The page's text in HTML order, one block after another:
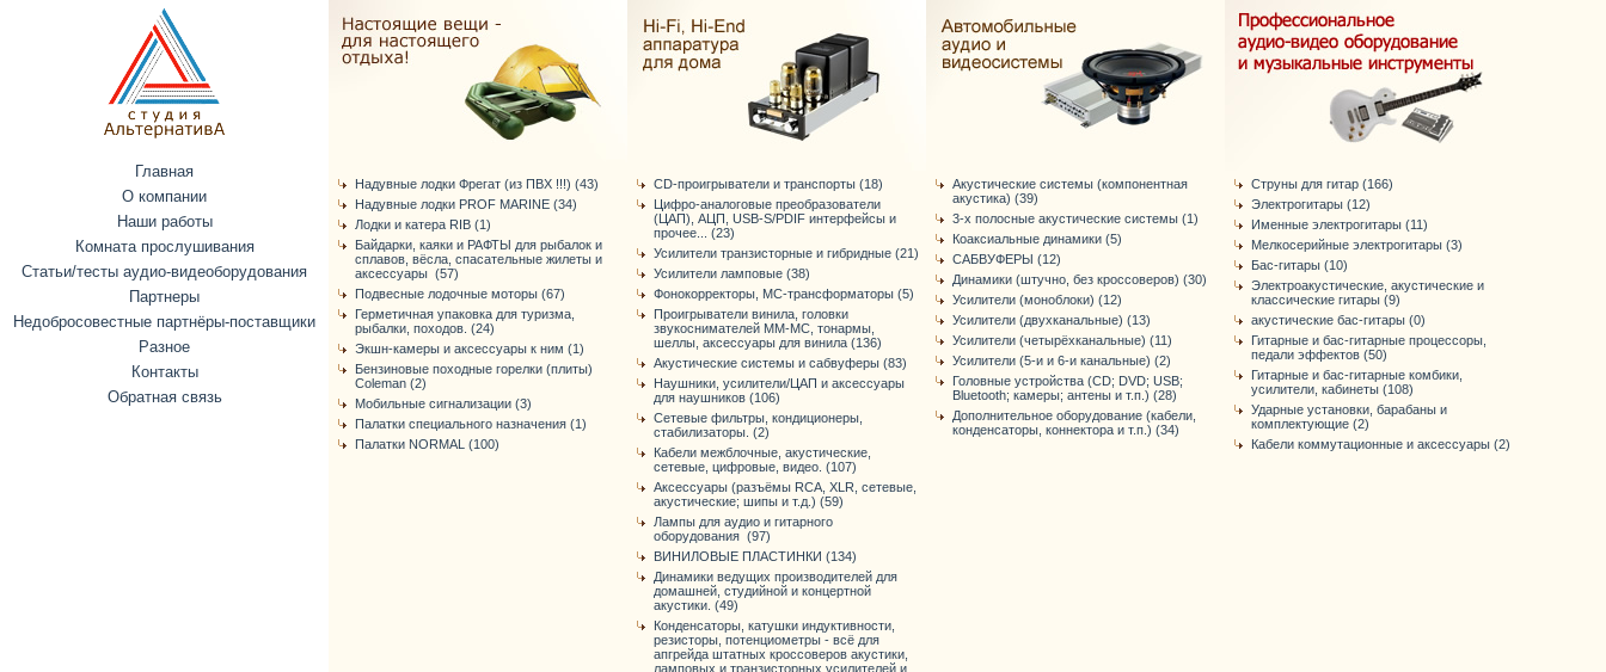
Главная
О компании
Наши работы
Комната прослушивания
Статьи/тесты аудио-видеоборудования
Партнеры
Недобросовестные партнёры-поставщики
Разное
Контакты
Обратная связь
Надувные лодки Фрегат (из ПВХ !!!) (43)
Надувные лодки PROF MARINE (34)
Лодки и катера RIB (1)
Байдарки, каяки и РАФТЫ для рыбалок и
сплавов, вёсла, спасательные жилеты и
аксессуары (57)
Подвесные лодочные моторы (67)
Герметичная упаковка для туризма,
рыбалки, походов. (24)
Экшн-камеры и аксессуары к ним (1)
Бензиновые походные горелки (плиты)
Coleman (2)
Мобильные сигнализации (3)
Палатки специального назначения (1)
Палатки NORMAL (100)
CD-проигрыватели и транспорты (18)
Цифро-аналоговые преобразователи
(ЦАП), АЦП, USB-S/PDIF интерфейсы и
прочее... (23)
Усилители транзисторные и гибридные (21)
Усилители ламповые (38)
Фонокорректоры, МС-трансформаторы (5)
Проигрыватели винила, головки
звукоснимателей ММ-МС, тонармы,
шеллы, аксессуары для винила (136)
Акустические системы и сабвуферы (83)
Наушники, усилители/ЦАП и аксессуары
для наушников (106)
Сетевые фильтры, кондиционеры,
стабилизаторы. (2)
Кабели межблочные, акустические,
сетевые, цифровые, видео. (107)
Аксессуары (разъёмы RCA, XLR, сетевые,
акустические; шипы и т.д.) (59)
Лампы для аудио и гитарного
оборудования (97)
ВИНИЛОВЫЕ ПЛАСТИНКИ (134)
Динамики ведущих производителей для
домашней, студийной и концертной
акустики. (49)
Конденсаторы, катушки индуктивности,
резисторы, потенциометры - всё для
апгрейда штатных кроссоверов акустики,
ламповых и транзисторных усилителей и
Акустические системы (компонентная
акустика) (39)
3-х полосные акустические системы (1)
Коаксиальные динамики (5)
САБВУФЕРЫ (12)
Динамики (штучно, без кроссоверов) (30)
Усилители (моноблоки) (12)
Усилители (двухканальные) (13)
Усилители (четырёхканальные) (11)
Усилители (5-и и 6-и канальные) (2)
Головные устройства (CD; DVD; USB;
Bluetooth; камеры; антены и т.п.) (28)
Дополнительное оборудование (кабели,
конденсаторы, коннектора и т.п.) (34)
Струны для гитар (166)
Электрогитары (12)
Именные электрогитары (11)
Мелкосерийные электрогитары (3)
Бас-гитары (10)
Электроакустические, акустические и
классические гитары (9)
акустические бас-гитары (0)
Гитарные и бас-гитарные процессоры,
педали эффектов (50)
Гитарные и бас-гитарные комбики,
усилители, кабинеты (108)
Ударные установки, барабаны и
комплектующие (2)
Кабели коммутационные и аксессуары (2)